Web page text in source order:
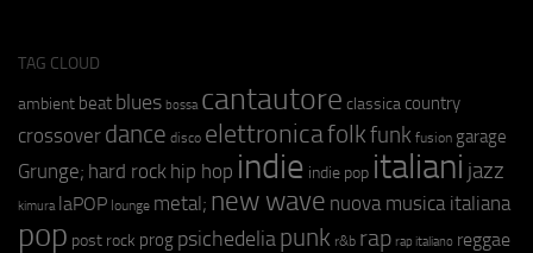
TAG CLOUD
ambient beat blues bossa cantautore classica country
crossover dance disco elettronicafolkfunk fusion garage
Grunge; hard rock hip hop indie indie pop italiani jazz
kimura laPOP lounge metal; new wave nuova musica italiana
pop post rock prog psichedeliapunk r&b rap rap italiano reggae